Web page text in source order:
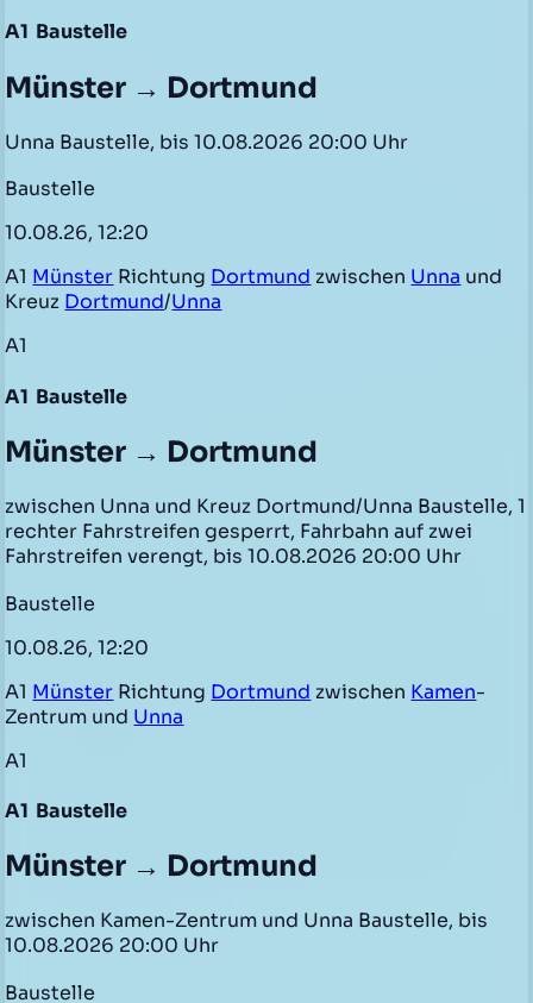
A1 Baustelle
Münster → Dortmund
Unna Baustelle, bis 10.08.2026 20:00 Uhr
Baustelle
10.08.26, 12:20
A1 Münster Richtung Dortmund zwischen Unna und
Kreuz Dortmund/Unna
A1
A1 Baustelle
Münster → Dortmund
zwischen Unna und Kreuz Dortmund/Unna Baustelle, 1
rechter Fahrstreifen gesperrt, Fahrbahn auf zwei
Fahrstreifen verengt, bis 10.08.2026 20:00 Uhr
Baustelle
10.08.26, 12:20
A1 Münster Richtung Dortmund zwischen Kamen-
Zentrum und Unna
A1
A1 Baustelle
Münster → Dortmund
zwischen Kamen-Zentrum und Unna Baustelle, bis
10.08.2026 20:00 Uhr
Baustelle